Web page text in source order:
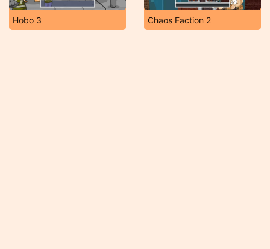
Hobo 3 Chaos Faction 2